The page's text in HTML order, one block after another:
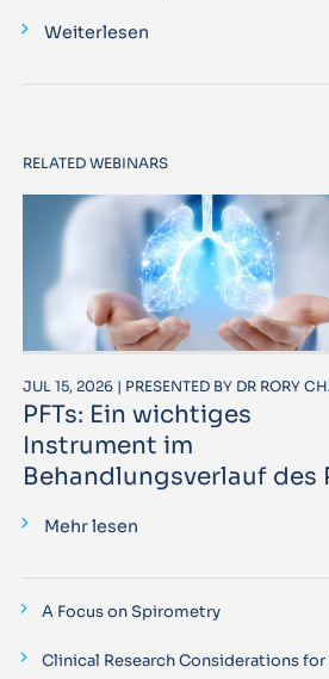
Weiterlesen
RELATED WEBINARS
JUL 15, 2026 | PRESENTED BY DR RORY
PFTs: Ein wichtiges
Instrument im
Behandlungsverlauf des
Mehr lesen
A Focus on Spirometry
Clinical Research Considerations